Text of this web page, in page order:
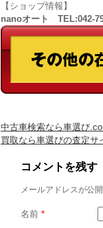
【ショップ情報】
nanoオート TEL:042-
中古車検索なら車選び
買取なら車選びの査定サ
コメントを残す
メールアドレスが公
名前 *